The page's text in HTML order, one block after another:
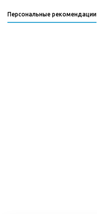
Персональные рекомендации